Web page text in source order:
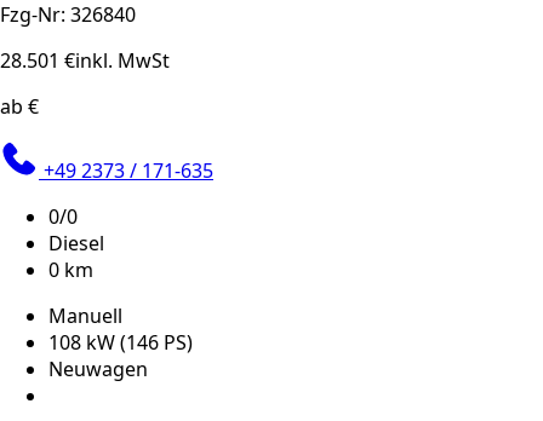
Fzg-Nr: 326840
28.501 €inkl. MwSt
ab €
+49 2373 / 171-635
0/0
Diesel
0 km
Manuell
108 kW (146 PS)
Neuwagen